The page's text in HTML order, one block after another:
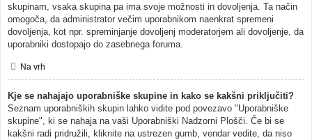
skupinam, vsaka skupina pa ima svoje možnosti in dovoljenja. Ta način
omogoča, da administrator večim uporabnikom naenkrat spremeni
dovoljenja, kot npr. spreminjanje dovoljenj moderatorjem ali dovoljenje, da
uporabniki dostopajo do zasebnega foruma.
Na vrh
Kje se nahajajo uporabniške skupine in kako se kakšni priključiti?
Seznam uporabniških skupin lahko vidite pod povezavo "Uporabniške
skupine", ki se nahaja na vaši Uporabniški Nadzorni Plošči. Če bi se
kakšni radi pridružili, kliknite na ustrezen gumb, vendar vedite, da niso